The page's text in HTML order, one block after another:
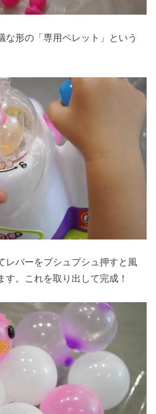
な形の「専用ペレット」という
レバーをプシュプシュ押すと風
す。これを取り出して完成！